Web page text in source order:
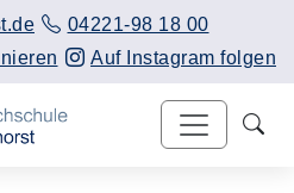
04221-98 18 00
Auf Instagram folgen